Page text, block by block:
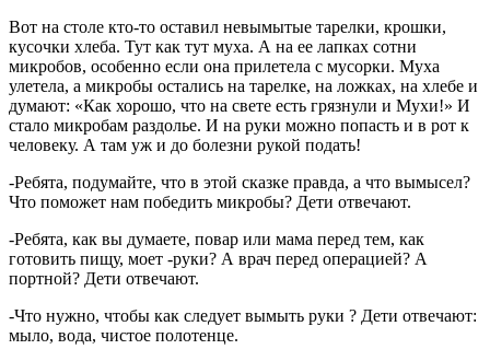
Вот на столе кто-то оставил невымытые тарелки, крошки,
кусочки хлеба. Тут как тут муха. А на ее лапках сотни
микробов, особенно если она прилетела с мусорки. Муха
улетела, а микробы остались на тарелке, на ложках, на хлебе и
думают: «Как хорошо, что на свете есть грязнули и Мухи!» И
стало микробам раздолье. И на руки можно попасть и в рот к
человеку. А там уж и до болезни рукой подать!
-Ребята, подумайте, что в этой сказке правда, а что вымысел?
Что поможет нам победить микробы? Дети отвечают.
-Ребята, как вы думаете, повар или мама перед тем, как
готовить пищу, моет -руки? А врач перед операцией? А
портной? Дети отвечают.
-Что нужно, чтобы как следует вымыть руки ? Дети отвечают:
мыло, вода, чистое полотенце.